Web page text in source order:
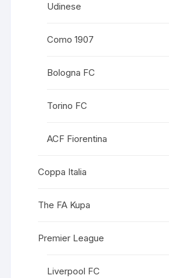
Udinese
Como 1907
Bologna FC
Torino FC
ACF Fiorentina
Coppa Italia
The FA Kupa
Premier League
Liverpool FC